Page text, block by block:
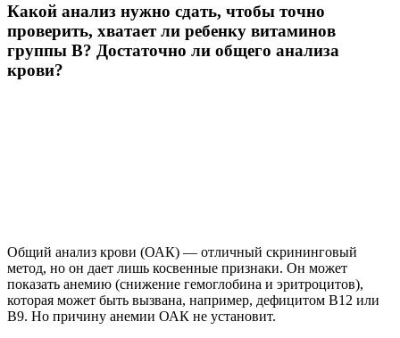
Какой анализ нужно сдать, чтобы точно
проверить, хватает ли ребенку витаминов
группы B? Достаточно ли общего анализа
крови?
Общий анализ крови (ОАК) — отличный скрининговый
метод, но он дает лишь косвенные признаки. Он может
показать анемию (снижение гемоглобина и эритроцитов),
которая может быть вызвана, например, дефицитом B12 или
B9. Но причину анемии ОАК не установит.